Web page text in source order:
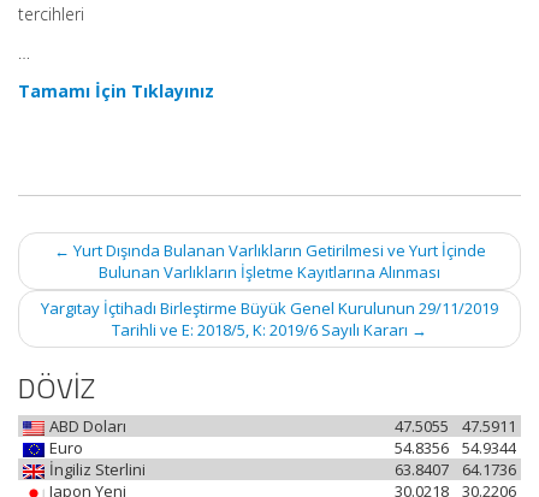
tercihleri
…
Tamamı İçin Tıklayınız
Post
navigation
← Yurt Dışında Bulanan Varlıkların Getirilmesi ve Yurt İçinde
Bulunan Varlıkların İşletme Kayıtlarına Alınması
Yargıtay İçtihadı Birleştirme Büyük Genel Kurulunun 29/11/2019
Tarihli ve E: 2018/5, K: 2019/6 Sayılı Kararı →
DÖVİZ
ABD Doları 47.5911
47.5055
Euro
54.9344
54.8356
İngiliz Sterlini
64.1736
63.8407
Japon Yeni
30.2206
30.0218